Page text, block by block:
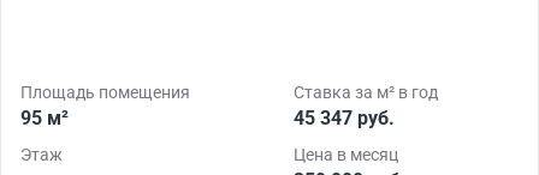
Площадь помещения
95 м²
Ставка за м² в год
45 347 руб.
Этаж Цена в месяц